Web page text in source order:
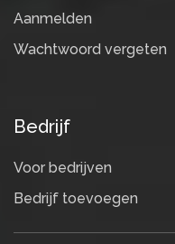
Aanmelden
Wachtwoord vergeten
Bedrijf
Voor bedrijven
Bedrijf toevoegen